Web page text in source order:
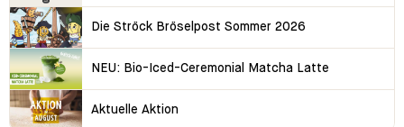
Die Ströck Bröselpost Sommer 2026
NEU: Bio-Iced-Ceremonial Matcha Latte
Aktuelle Aktion